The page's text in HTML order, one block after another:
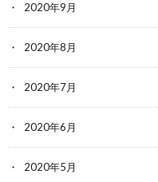
2020年9月
2020年8月
2020年7月
2020年6月
2020年5月